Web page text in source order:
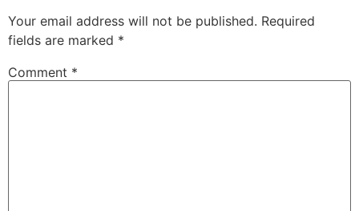
Your email address will not be published. Required
fields are marked *
Comment *